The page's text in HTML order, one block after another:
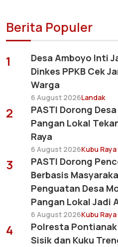
Berita Populer
1
Desa Amboyo Inti
Dinkes PPKB Cek
Warga
6 August 2026Landak
2
PASTI Dorong
Pangan Lokal
Raya
6 August 2026Kubu Raya
3
PASTI Dorong
Berbasis
Penguatan Desa
Pangan Lokal Jadi
6 August 2026Kubu Raya
4
Polresta
Sisik dan Kuku